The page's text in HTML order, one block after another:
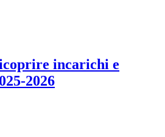
incarichi e
2026